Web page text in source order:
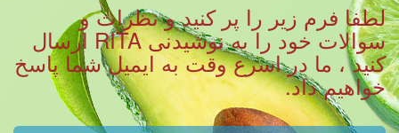
لطفا فرم زیر را پر کنید و نظرات و
سوالات خود را به نوشیدنی RITA ارسال
کنید ، ما در اسرع وقت به ایمیل شما پاسخ
خواهیم داد.